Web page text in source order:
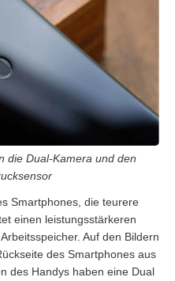
die Dual-Kamera und den
Smartphones, die teurere
einen leistungsstärkeren
Auf den Bildern
des Smartphones aus
des Handys haben eine Dual